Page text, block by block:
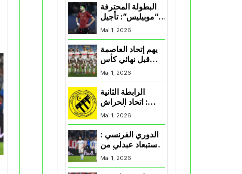
البطولة المحترفة
“موبيليس”: تأجيل
مباراة إتحاد
العاصمة وأتلتيك
بارادو
Mai 1, 2026
يهم إتحاد العاصمة
قبل نهائي كأس
اكاف : الزمالك
يسقط بثلاثية أمام
Mai 1, 2026
الرابطة الثانية
: اتحاد الحراش
يحسم التأهل إلى
“البلاي أوف”
Mai 1, 2026
الدوري الفرنسي :
استبعاد عبدلي من
قائمة مرسيليا أمام
Mai 1, 2026